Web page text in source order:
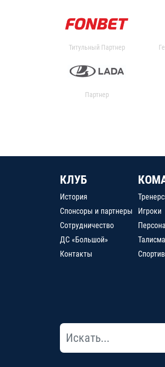
Титульный Партнер
Партнер
КЛУБ
История
Спонсоры и партнеры
Сотрудничество
ДС «Большой»
Контакты
Игроки